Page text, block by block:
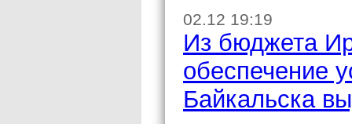
02.12 19:19
Из бюджета
обеспечение
Байкальска